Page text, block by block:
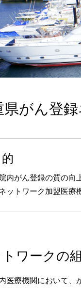
録ネットワーク
県がん登
的
院内がん登録の質の向
ットワーク加盟医療
ワークの
医療機関において、